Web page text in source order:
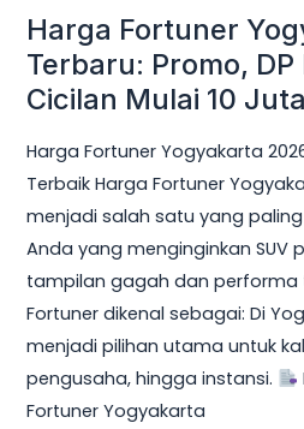
Harga Fortuner
Terbaru: Promo, DP
Cicilan Mulai 10
Harga Fortuner Yogyakarta
Terbaik Harga Fortuner
menjadi salah satu yang
Anda yang menginginkan SUV
tampilan gagah dan performa
Fortuner dikenal sebagai: Di
menjadi pilihan utama untuk
pengusaha, hingga instansi.
Fortuner Yogyakarta
Harga
Fortuner
Yogyakarta
Terbaru:
Promo,
DP
Ringan
&
Cicilan
Mulai
10
Jutaan